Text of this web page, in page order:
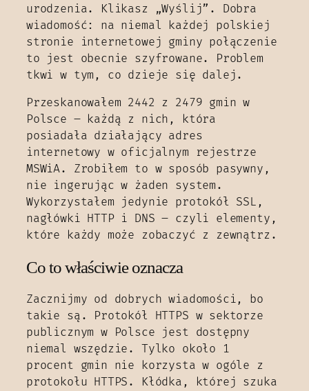
urodzenia. Klikasz „Wyślij”. Dobra
wiadomość: na niemal każdej polskiej
stronie internetowej gminy połączenie
to jest obecnie szyfrowane. Problem
tkwi w tym, co dzieje się dalej.
Przeskanowałem 2442 z 2479 gmin w
Polsce – każdą z nich, która
posiadała działający adres
internetowy w oficjalnym rejestrze
MSWiA. Zrobiłem to w sposób pasywny,
nie ingerując w żaden system.
Wykorzystałem jedynie protokół SSL,
nagłówki HTTP i DNS – czyli elementy,
które każdy może zobaczyć z zewnątrz.
Co to właściwie oznacza
Zacznijmy od dobrych wiadomości, bo
takie są. Protokół HTTPS w sektorze
publicznym w Polsce jest dostępny
niemal wszędzie. Tylko około 1
procent gmin nie korzysta w ogóle z
protokołu HTTPS. Kłódka, której szuka